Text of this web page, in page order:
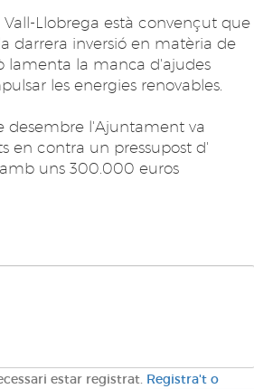
Llobrega està convençut que
darrera inversió en matèria de
lamenta la manca d'ajudes
les energies renovables.
desembre l'Ajuntament va
en contra un pressupost d'
uns 300.000 euros
estar registrat. Registra't o